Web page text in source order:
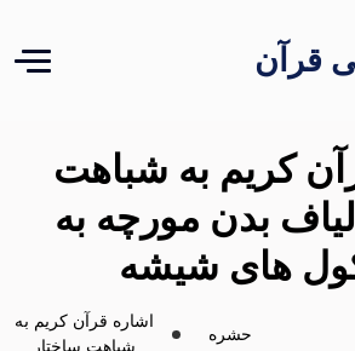
قرآن
کریم به شباهت
بدن مورچه به
های شیشه
حشره
اشاره قرآن کریم به
شباهت ساختار